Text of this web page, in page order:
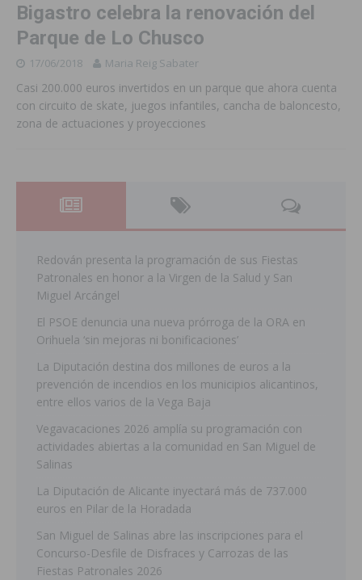
Bigastro celebra la renovación del
Parque de Lo Chusco
17/06/2018 Maria Reig Sabater
Casi 200.000 euros invertidos en un parque que ahora cuenta
con circuito de skate, juegos infantiles, cancha de baloncesto,
zona de actuaciones y proyecciones
Redován presenta la programación de sus Fiestas
Patronales en honor a la Virgen de la Salud y San
Miguel Arcángel
El PSOE denuncia una nueva prórroga de la ORA en
Orihuela ‘sin mejoras ni bonificaciones’
La Diputación destina dos millones de euros a la
prevención de incendios en los municipios alicantinos,
entre ellos varios de la Vega Baja
Vegavacaciones 2026 amplía su programación con
actividades abiertas a la comunidad en San Miguel de
Salinas
La Diputación de Alicante inyectará más de 737.000
euros en Pilar de la Horadada
San Miguel de Salinas abre las inscripciones para el
Concurso-Desfile de Disfraces y Carrozas de las
Fiestas Patronales 2026